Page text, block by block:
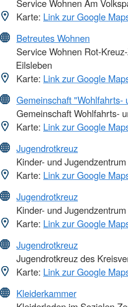
Service Wohnen Am
Karte: Link zur Google
Betreutes Wohnen
Service Wohnen Rot-
Eilsleben
Karte: Link zur Google
Gemeinschaft "Wohlfahrts-
Gemeinschaft Wohlfahrts-
Karte: Link zur Google
Jugendrotkreuz
Kinder- und
Karte: Link zur Google
Jugendrotkreuz
Kinder- und
Karte: Link zur Google
Jugendrotkreuz
Jugendrotkreuz des
Karte: Link zur Google
Kleiderkammer